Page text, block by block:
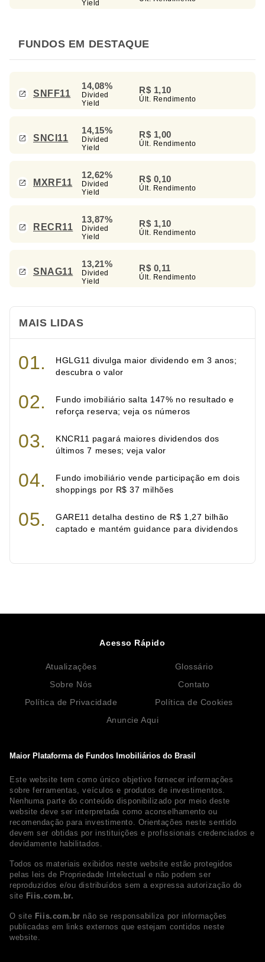
Yield
FUNDOS EM DESTAQUE
SNFF11
14,08%
Divided
Yield
R$ 1,10
Últ. Rendimento
SNCI11
14,15%
Divided
Yield
R$ 1,00
Últ. Rendimento
MXRF11
12,62%
Divided
Yield
R$ 0,10
Últ. Rendimento
RECR11
13,87%
Divided
Yield
R$ 1,10
Últ. Rendimento
SNAG11
13,21%
Divided
Yield
R$ 0,11
Últ. Rendimento
MAIS LIDAS
HGLG11 divulga maior dividendo em 3 anos;
descubra o valor
Fundo imobiliário salta 147% no resultado e
reforça reserva; veja os números
KNCR11 pagará maiores dividendos dos
últimos 7 meses; veja valor
Fundo imobiliário vende participação em dois
shoppings por R$ 37 milhões
GARE11 detalha destino de R$ 1,27 bilhão
captado e mantém guidance para dividendos
Maior Plataforma de Fundos Imobiliários do Brasil
Este website tem como único objetivo fornecer informações
sobre ferramentas, veículos e produtos de investimentos.
Nenhuma parte do conteúdo disponibilizado por meio deste
website deve ser interpretada como aconselhamento ou
recomendação para investimento. Orientações neste sentido
devem ser obtidas por instituições e profissionais credenciados e
devidamente habilitados.
Todos os materiais exibidos neste website estão protegidos
pelas leis de Propriedade Intelectual e não podem ser
reproduzidos e/ou distribuídos sem a expressa autorização do
site Fiis.com.br.
O site Fiis.com.br não se responsabiliza por informações
publicadas em links externos que estejam contidos neste
website.
Acesso Rápido
Atualizações
Glossário
Sobre Nós
Contato
Política de Privacidade
Política de Cookies
Anuncie Aqui